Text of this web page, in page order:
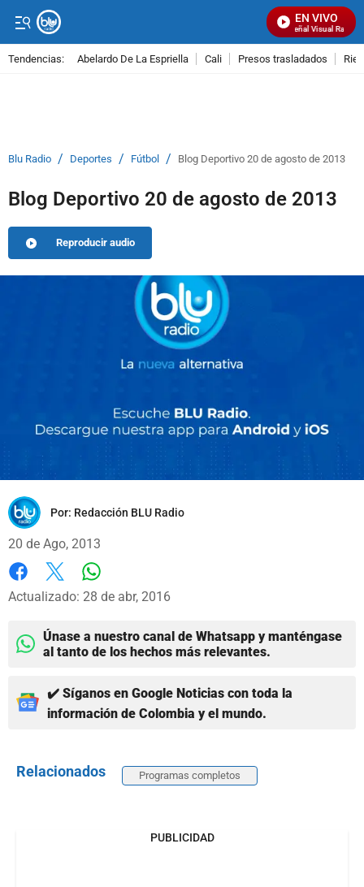
EN VIVO
Señal Visual Radio
Tendencias: Abelardo De La Espriella Cali Presos trasladados
Blu Radio / Deportes / Fútbol / Blog Deportivo 20 de agosto de 2013
Blog Deportivo 20 de agosto de 2013
Reproducir audio
Por: Redacción BLU Radio
20 de Ago, 2013
Facebook
X
Actualizado: 28 de abr, 2016
Únase a nuestro canal de Whatsapp y manténgase
al tanto de los hechos más relevantes.
✔️ Síganos en Google Noticias con toda la
información de Colombia y el mundo.
Relacionados Programas completos
PUBLICIDAD